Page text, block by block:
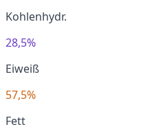
Kohlenhydr.
28,5%
Eiweiß
57,5%
Fett